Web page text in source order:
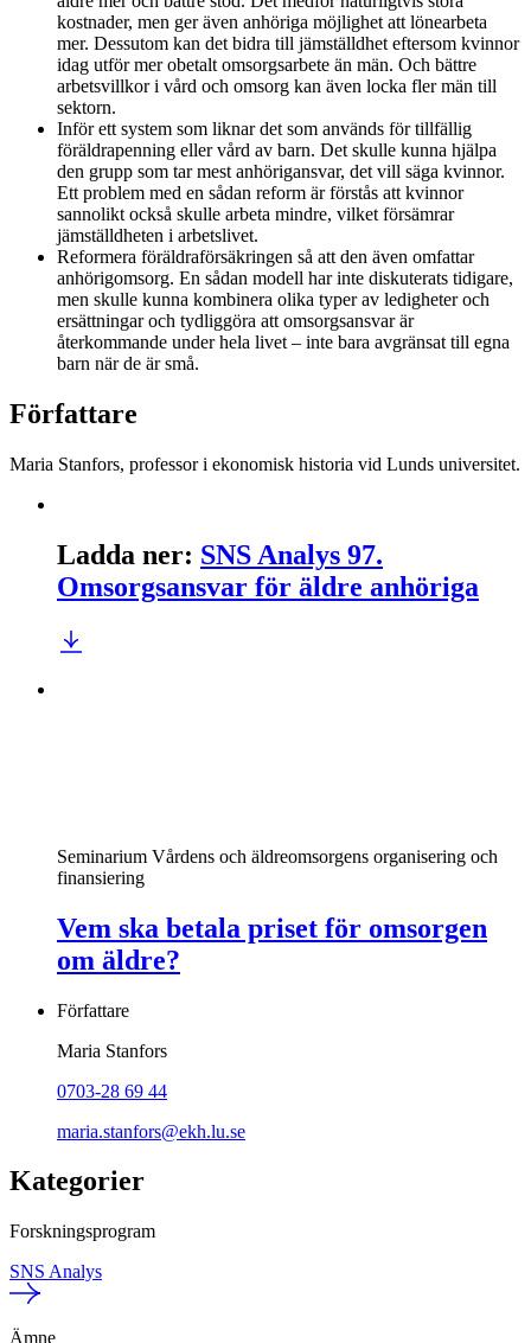
kostnader, men ger även anhöriga möjlighet att lönearbeta
mer. Dessutom kan det bidra till jämställdhet eftersom kvinnor
idag utför mer obetalt omsorgsarbete än män. Och bättre
arbetsvillkor i vård och omsorg kan även locka fler män till
sektorn.
Inför ett system som liknar det som används för tillfällig
föräldrapenning eller vård av barn. Det skulle kunna hjälpa
den grupp som tar mest anhörigansvar, det vill säga kvinnor.
Ett problem med en sådan reform är förstås att kvinnor
sannolikt också skulle arbeta mindre, vilket försämrar
jämställdheten i arbetslivet.
Reformera föräldraförsäkringen så att den även omfattar
anhörigomsorg. En sådan modell har inte diskuterats tidigare,
men skulle kunna kombinera olika typer av ledigheter och
ersättningar och tydliggöra att omsorgsansvar är
återkommande under hela livet – inte bara avgränsat till egna
barn när de är små.
Författare
Maria Stanfors, professor i ekonomisk historia vid Lunds universitet.
Ladda ner: SNS Analys 97.
Omsorgsansvar för äldre anhöriga
Seminarium Vårdens och äldreomsorgens organisering och
finansiering
Vem ska betala priset för omsorgen
om äldre?
Författare
Maria Stanfors
0703-28 69 44
maria.stanfors@ekh.lu.se
Kategorier
Forskningsprogram
SNS Analys
Ämne